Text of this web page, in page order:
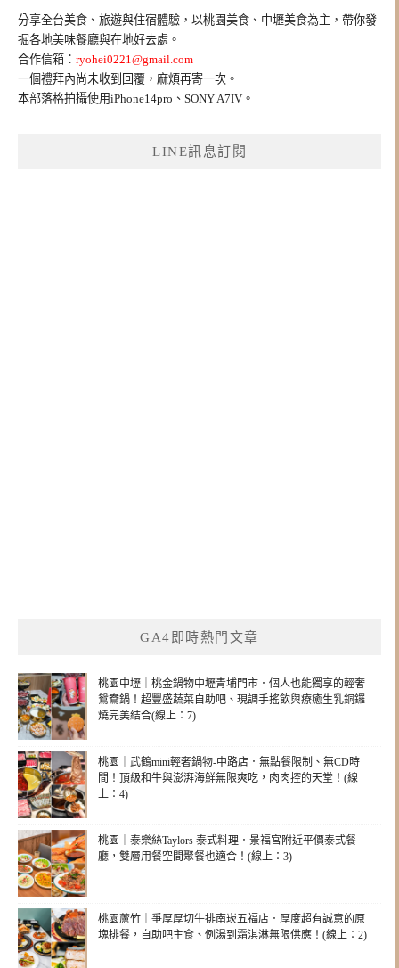
鍵
字:
分享全台美食、旅遊與住宿體驗，以桃園美食、中壢美食為主，帶你發
掘各地美味餐廳與在地好去處。
合作信箱： ryohei0221@gmail.com
一個禮拜內尚未收到回覆，麻煩再寄一次。
本部落格拍攝使用iPhone14pro、SONY A7IV。
LINE訊息訂閱
GA4即時熱門文章
桃園中壢｜桃金鍋物中壢青埔門市．個人也能獨享的輕奢
鴛鴦鍋！超豐盛蔬菜自助吧、現調手搖飲與療癒生乳銅鑼
燒完美結合(線上：7)
桃園｜武鶴mini輕奢鍋物-中路店．無點餐限制、無CD時
間！頂級和牛與澎湃海鮮無限爽吃，肉肉控的天堂！(線
上：4)
桃園｜泰樂絲Taylors 泰式料理．景福宮附近平價泰式餐
廳，雙層用餐空間聚餐也適合！(線上：3)
桃園蘆竹｜爭厚厚切牛排南崁五福店．厚度超有誠意的原
塊排餐，自助吧主食、例湯到霜淇淋無限供應！(線上：2)